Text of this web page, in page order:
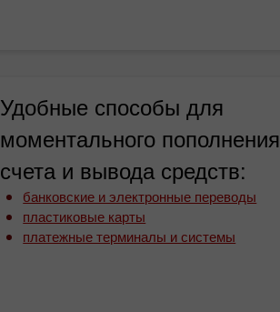
Удобные способы для
моментального пополнения
счета и вывода средств:
банковские и электронные переводы
пластиковые карты
платежные терминалы и системы